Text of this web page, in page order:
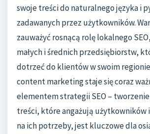
swoje treści do naturalnego języka i
zadawanych przez użytkowników.
zauważyć rosnącą rolę lokalnego
małych i średnich przedsiębiorstw,
dotrzeć do klientów w swoim
content marketing staje się coraz
elementem strategii SEO –
treści, które angażują użytkowników
na ich potrzeby, jest kluczowe dla